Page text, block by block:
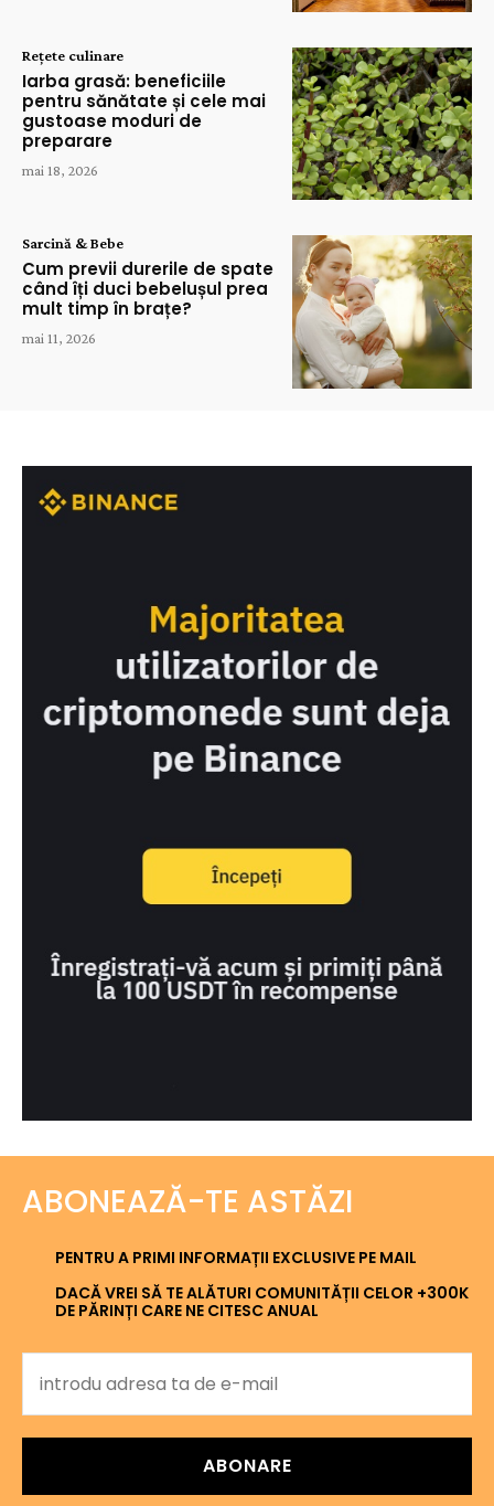
Rețete culinare
Iarba grasă: beneficiile
pentru sănătate și cele mai
gustoase moduri de
preparare
mai 18, 2026
Sarcină & Bebe
Cum previi durerile de spate
când îți duci bebelușul prea
mult timp în brațe?
mai 11, 2026
ABONEAZĂ-TE ASTĂZI
PENTRU A PRIMI INFORMAȚII EXCLUSIVE PE MAIL
DACĂ VREI SĂ TE ALĂTURI COMUNITĂȚII CELOR +300K
DE PĂRINȚI CARE NE CITESC ANUAL
ABONARE